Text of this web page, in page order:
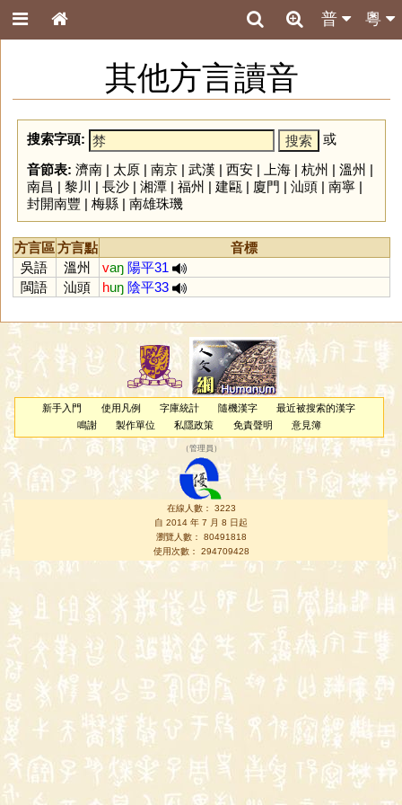
粵
普
其他方言讀音
搜索字頭:
或
音節表: 濟南| 太原| 南京| 武漢 | 西安| 上海| 杭州 | 溫州 |
南昌 | 黎川 | 長沙| 湘潭| 福州 | 建甌 | 廈門 | 汕頭| 南寧|
封開南豐 | 梅縣| 南雄珠璣
方言區方言點
音標
吳語
溫州 vaŋ 陽平31
閩語
汕頭 huŋ 陰平33
新手入門 使用凡例 字庫統計 隨機漢字
最近被搜索的漢字
鳴謝
製作單位 私隱政策 免責聲明 意見簿
（管理員 ）
在線人數： 3223
自 2014 年 7 月 8 日起
瀏覽人數： 80491818
使用次數： 294709428